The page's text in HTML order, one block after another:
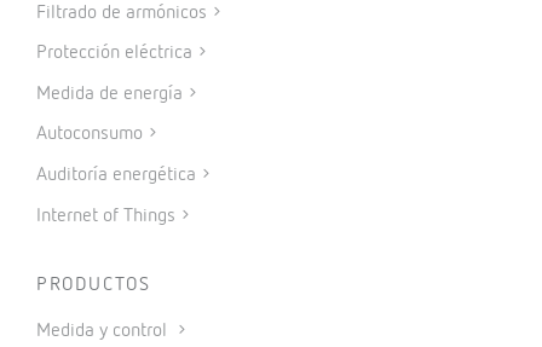
Filtrado de armónicos
Protección eléctrica
Medida de energía
Autoconsumo
Auditoría energética
Internet of Things
PRODUCTOS
Medida y control